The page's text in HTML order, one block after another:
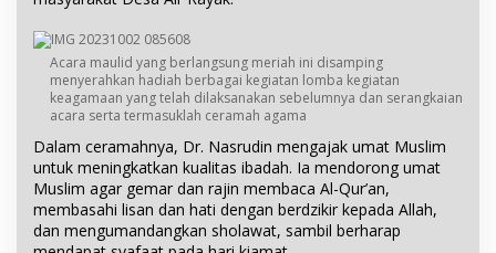
Acara maulid yang berlangsung meriah ini disamping
menyerahkan hadiah berbagai kegiatan lomba kegiatan
keagamaan yang telah dilaksanakan sebelumnya dan serangkaian
acara serta termasuklah ceramah agama
Dalam ceramahnya, Dr. Nasrudin mengajak umat Muslim
untuk meningkatkan kualitas ibadah. Ia mendorong umat
Muslim agar gemar dan rajin membaca Al-Qur’an,
membasahi lisan dan hati dengan berdzikir kepada Allah,
dan mengumandangkan sholawat, sambil berharap